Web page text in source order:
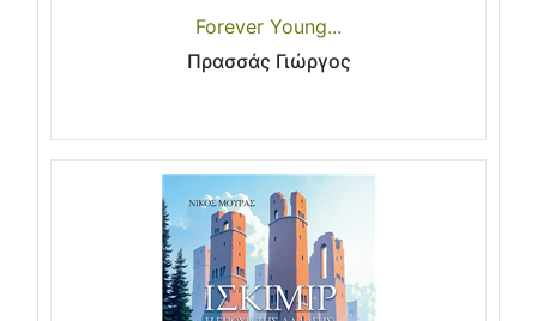
Forever Young...
Πρασσάς Γιώργος